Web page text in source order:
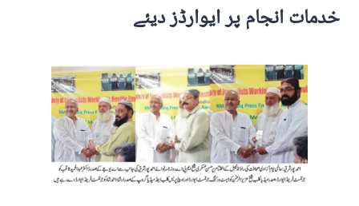
خدمات انجام پر ایوارڈز دیئے